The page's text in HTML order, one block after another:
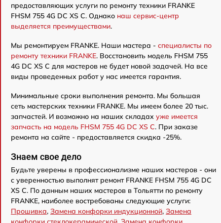
предоставляющих услуги по ремонту техники FRANKE
FHSM 755 4G DC XS C. Однако наш сервис-центр
выделяется преимуществами.
Мы ремонтируем FRANKE. Наши мастера - специалисты по
ремонту техники FRANKE. Восстановить модель FHSM 755
4G DC XS C для мастеров не будет новой задачей. На все
виды проведенных работ у нас имеется гарантия.
Минимальные сроки выполнения ремонта. Мы большая
сеть мастерских техники FRANKE. Мы имеем более 20 тыс.
запчастей. И возможно на наших складах уже имеется
запчасть на модель FHSM 755 4G DC XS C. При заказе
ремонта на сайте - предоставляется скидка -25%.
Знаем свое дело
Будьте уверены в профессионализме наших мастеров - они
с уверенностью выполнят ремонт FRANKE FHSM 755 4G DC
XS C. По данным наших мастеров в Тольятти по ремонту
FRANKE, наиболее востребованы следующие услуги:
Прошивка, Замена конфорки индукционной, Замена